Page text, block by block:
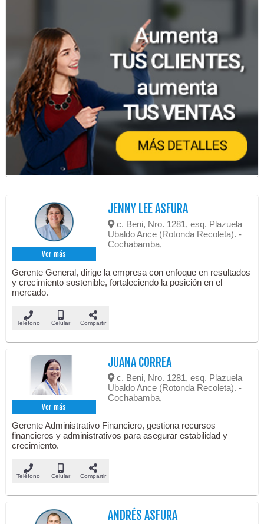
Ver más
JENNY LEE ASFURA
c. Beni, Nro. 1281, esq. Plazuela
Ubaldo Ance (Rotonda Recoleta). -
Cochabamba,
Gerente General, dirige la empresa con enfoque en resultados
y crecimiento sostenible, fortaleciendo la posición en el
mercado.
Teléfono Celular Compartir
Ver más
JUANA CORREA
c. Beni, Nro. 1281, esq. Plazuela
Ubaldo Ance (Rotonda Recoleta). -
Cochabamba,
Gerente Administrativo Financiero, gestiona recursos
financieros y administrativos para asegurar estabilidad y
crecimiento.
Teléfono Celular Compartir
ANDRÉS ASFURA